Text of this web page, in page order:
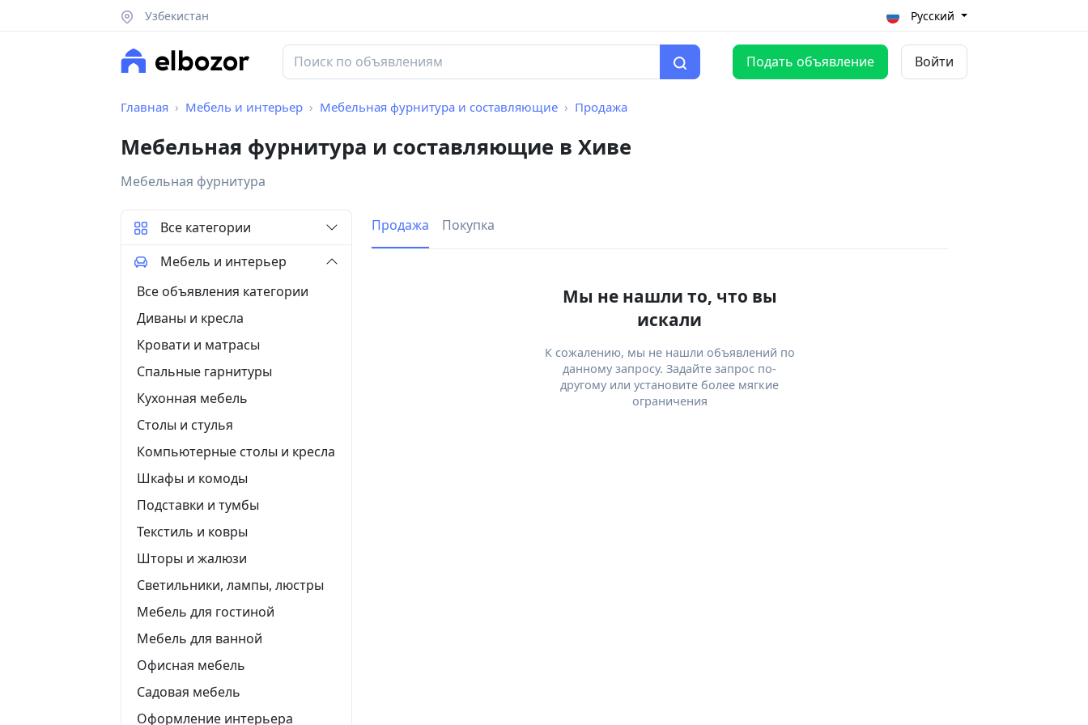
Узбекистан Русский
Подать объявление Войти
Главная Мебель и интерьер Мебельная фурнитура и составляющие Продажа
Мебельная фурнитура и составляющие в Хиве
Мебельная фурнитура
Продажа Покупка
Мы не нашли то, что вы
искали
К сожалению, мы не нашли объявлений по
данному запросу. Задайте запрос по-
другому или установите более мягкие
ограничения
Все категории
Мебель и интерьер
Все объявления категории
Диваны и кресла
Кровати и матрасы
Спальные гарнитуры
Кухонная мебель
Столы и стулья
Компьютерные столы и кресла
Шкафы и комоды
Подставки и тумбы
Текстиль и ковры
Шторы и жалюзи
Светильники, лампы, люстры
Мебель для гостиной
Мебель для ванной
Офисная мебель
Садовая мебель
Оформление интерьера